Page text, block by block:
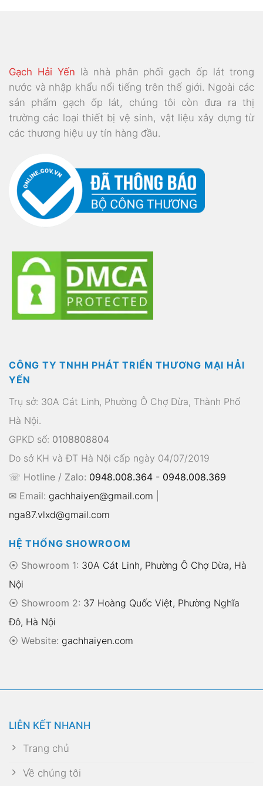
Gạch Hải Yến là nhà phân phối gạch ốp lát trong
nước và nhập khẩu nổi tiếng trên thế giới. Ngoài các
sản phẩm gạch ốp lát, chúng tôi còn đưa ra thị
trường các loại thiết bị vệ sinh, vật liệu xây dựng từ
các thương hiệu uy tín hàng đầu.
CÔNG TY TNHH PHÁT TRIỂN THƯƠNG MẠI HẢI
YẾN
Trụ sở: 30A Cát Linh, Phường Ô Chợ Dừa, Thành Phố
Hà Nội.
GPKD số: 0108808804
Do sở KH và ĐT Hà Nội cấp ngày 04/07/2019
☏ Hotline / Zalo: 0948.008.364 - 0948.008.369
✉ Email: gachhaiyen@gmail.com
nga87.vlxd@gmail.com
HỆ THỐNG SHOWROOM
⦿ Showroom 1: 30A Cát Linh, Phường Ô Chợ Dừa, Hà
Nội
⦿ Showroom 2: 37 Hoàng Quốc Việt, Phường Nghĩa
Đô, Hà Nội
⦿ Website: gachhaiyen.com
LIÊN KẾT NHANH
Trang chủ
Về chúng tôi